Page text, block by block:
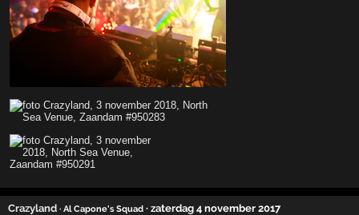
Crazyland · Al Capone's Squad · zaterdag 4 november 2017